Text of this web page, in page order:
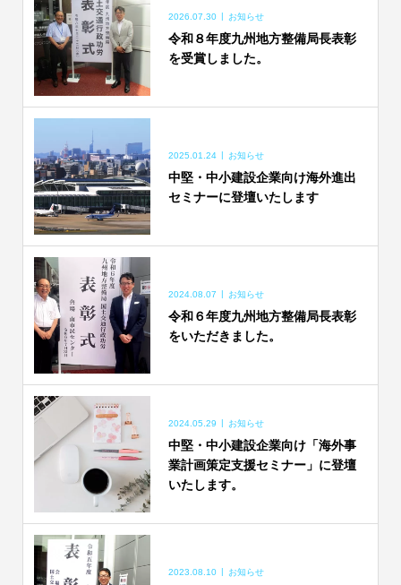
2026.07.30 お知らせ
令和８年度九州地方整備局長表彰
を受賞しました。
2025.01.24 お知らせ
中堅・中小建設企業向け海外進出
セミナーに登壇いたします
2024.08.07 お知らせ
令和６年度九州地方整備局長表彰
をいただきました。
2024.05.29 お知らせ
中堅・中小建設企業向け「海外事
業計画策定支援セミナー」に登壇
いたします。
2023.08.10 お知らせ